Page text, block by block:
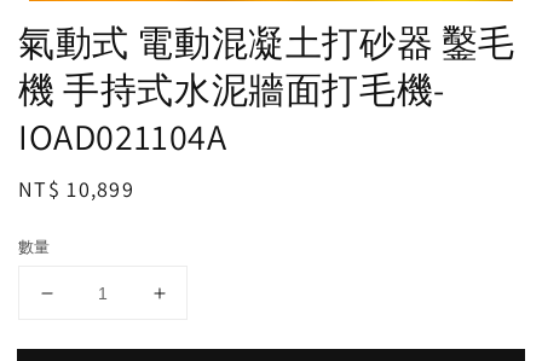
氣動式 電動混凝土打砂器 鑿毛
機 手持式水泥牆面打毛機-
IOAD021104A
Regular
NT$ 10,899
數量